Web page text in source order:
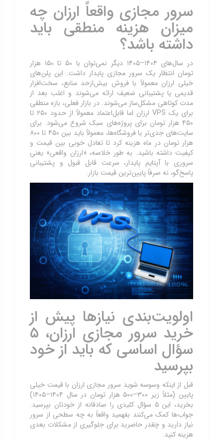
سرور مجازی واقعاً ارزان چه
میزان هزینه منطقی باید
داشته باشد؟
در سال‌های ۱۴۰۴–۱۴۰۵ دیگر نمی‌توان با ۵۰ تا ۱۵۰ هزار
تومان انتظار یک سرور مجازی پایدار داشت. این پلن‌های
خیلی ارزان معمولاً با فروش بیش‌ازحد منابع، سخت‌افزار
قدیمی یا پشتیبانی ضعیف ارائه می‌شوند و اغلب بعد از
مدت کوتاهی مشکل‌ساز می‌شوند. در بازار فعلی، بازه منطقی
برای یک VPS ارزان اما قابل‌اعتماد معمولاً از حدود ۲۵۰ تا
۴۵۰ هزار تومان برای پروژه‌های سبک شروع می‌شود. برای
سایت‌های جدی‌تر یا فروشگاه‌ها، معمولاً باید بین ۴۵۰ تا ۸۰۰
هزار تومان در ماه هزینه کرد تا تعادل خوبی بین قیمت و
کیفیت داشته باشید. به طور خلاصه، «ارزان واقعی» یعنی
سروری با آپتایم پایدار، سرعت قابل قبول و پشتیبانی
پاسخ‌گو، نه صرفاً پایین‌ترین قیمت بازار.
اولویت‌بندی نیازها پیش از
خرید سرور مجازی ارزان، ۵
سؤال اساسی که باید از خود
بپرسید
قبل از اینکه وسوسه شوید سرور مجازی ارزان با قیمت خیلی
پایین (مثلاً زیر ۳۰۰–۵۰۰ هزار تومان در سال ۱۴۰۴–۱۴۰۵)
بخرید، این ۵ سؤال کلیدی را صادقانه از خودتان بپرسید.
جواب‌ها کمک می‌کنند بفهمید واقعاً به چه سطحی از سرور
نیاز دارید و چقدر حاضرید برای جلوگیری از مشکلات بعدی
هزینه کنید.